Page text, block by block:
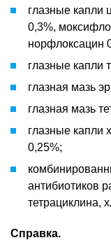
глазные капли
0,3%,
норфлоксацин
глазные капли
глазная мазь
глазная мазь
глазные капли
0,25%;
антибиотиков
тетрациклина,
Справка.